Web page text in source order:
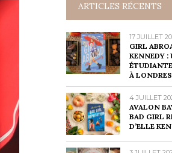
ARTICLES RÉCENTS
17 JUILLET
GIRL
KENNEDY :
À LONDRES
4 JUILLET
AVALON
BAD GIRL
D’ELLE